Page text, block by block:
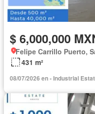
$ 6,000,000
Felipe Carrillo Puerto,
431 m²
08/07/2026 en - Industrial